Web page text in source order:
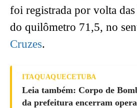
foi registrada por volta
do quilômetro 71,5, no
Cruzes.
ITAQUAQUECETUBA
Leia também: Corpo de
da prefeitura encerram